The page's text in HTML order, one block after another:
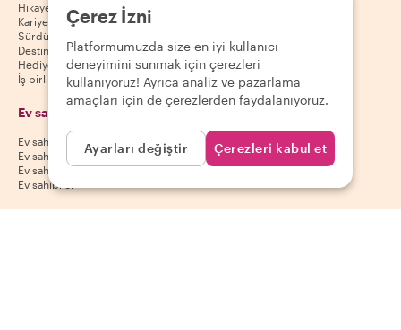
Hikayemiz
Kariyer
Sürdürülebilirlik
Destinasyonlar
Hediye kuponları
İş birliği yap
Ev sahipleri
Ev sahibi yardım merkezi
Ev sahibi iptal politikası
Ev sahibi kullanım koşulları
Ev sahibi ol
Uygulamamızı indir
App Store
Google Play Store
Çerez İzni
Platformumuzda size en iyi kullanıcı
deneyimini sunmak için çerezleri
kullanıyoruz! Ayrıca analiz ve pazarlama
amaçları için de çerezlerden faydalanıyoruz.
Ayarları değiştir Çerezleri kabul et